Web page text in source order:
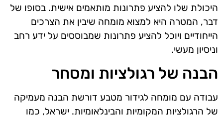
היכולת שלו להציע פתרונות מותאמים אישית. בסופו של
דבר, המטרה היא למצוא מומחה שיבין את הצרכים
הייחודיים ויוכל להציע פתרונות שמבוססים על ידע רחב
וניסיון מעשי.
הבנה של רגולציות ומסחר
עבודה עם מומחה לגידור מטבע דורשת הבנה מעמיקה
של הרגולציות המקומיות והבינלאומיות. ישראל, כמו